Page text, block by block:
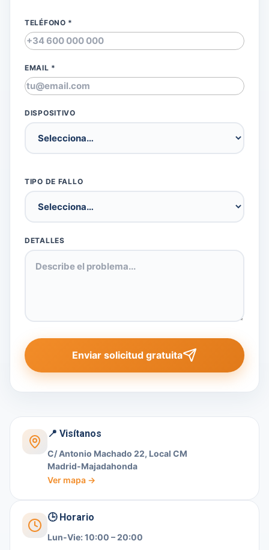
TELÉFONO *
EMAIL *
DISPOSITIVO
TIPO DE FALLO
DETALLES
Enviar solicitud gratuita
📍 Visítanos
C/ Antonio Machado 22, Local CM
Madrid-Majadahonda
Ver mapa →
🕒 Horario
Lun-Vie: 10:00 – 20:00